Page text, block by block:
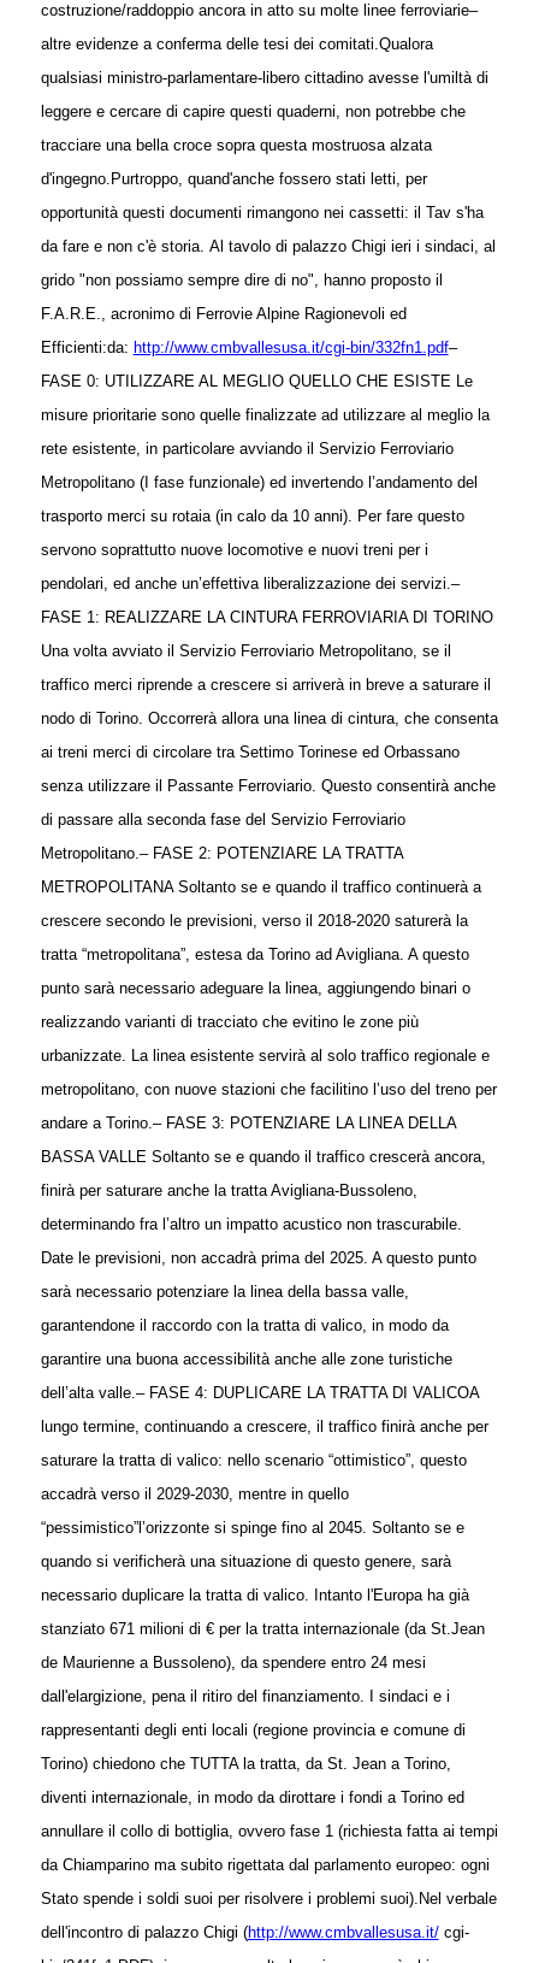
costruzione/raddoppio ancora in atto su molte linee ferroviarie–
altre evidenze a conferma delle tesi dei comitati.Qualora
qualsiasi ministro-parlamentare-libero cittadino avesse l'umiltà di
leggere e cercare di capire questi quaderni, non potrebbe che
tracciare una bella croce sopra questa mostruosa alzata
d'ingegno. Purtroppo, quand'anche fossero stati letti, per
opportunità questi documenti rimangono nei cassetti: il Tav s'ha
da fare e non c'è storia. Al tavolo di palazzo Chigi ieri i sindaci, al
grido "non possiamo sempre dire di no", hanno proposto il
F.A.R.E., acronimo di Ferrovie Alpine Ragionevoli ed
Efficienti:da: http://www.cmbvallesusa.it/cgi-bin/332fn1.pdf–
FASE 0: UTILIZZARE AL MEGLIO QUELLO CHE ESISTE Le
misure prioritarie sono quelle finalizzate ad utilizzare al meglio la
rete esistente, in particolare avviando il Servizio Ferroviario
Metropolitano (I fase funzionale) ed invertendo l’andamento del
trasporto merci su rotaia (in calo da 10 anni). Per fare questo
servono soprattutto nuove locomotive e nuovi treni per i
pendolari, ed anche un’effettiva liberalizzazione dei servizi.–
FASE 1: REALIZZARE LA CINTURA FERROVIARIA DI TORINO
Una volta avviato il Servizio Ferroviario Metropolitano, se il
traffico merci riprende a crescere si arriverà in breve a saturare il
nodo di Torino. Occorrerà allora una linea di cintura, che consenta
ai treni merci di circolare tra Settimo Torinese ed Orbassano
senza utilizzare il Passante Ferroviario. Questo consentirà anche
di passare alla seconda fase del Servizio Ferroviario
Metropolitano.– FASE 2: POTENZIARE LA TRATTA
METROPOLITANA Soltanto se e quando il traffico continuerà a
crescere secondo le previsioni, verso il 2018-2020 saturerà la
tratta “metropolitana”, estesa da Torino ad Avigliana. A questo
punto sarà necessario adeguare la linea, aggiungendo binari o
realizzando varianti di tracciato che evitino le zone più
urbanizzate. La linea esistente servirà al solo traffico regionale e
metropolitano, con nuove stazioni che facilitino l’uso del treno per
andare a Torino.– FASE 3: POTENZIARE LA LINEA DELLA
BASSA VALLE Soltanto se e quando il traffico crescerà ancora,
finirà per saturare anche la tratta Avigliana-Bussoleno,
determinando fra l’altro un impatto acustico non trascurabile.
Date le previsioni, non accadrà prima del 2025. A questo punto
sarà necessario potenziare la linea della bassa valle,
garantendone il raccordo con la tratta di valico, in modo da
garantire una buona accessibilità anche alle zone turistiche
dell’alta valle.– FASE 4: DUPLICARE LA TRATTA DI VALICOA
lungo termine, continuando a crescere, il traffico finirà anche per
saturare la tratta di valico: nello scenario “ottimistico”, questo
accadrà verso il 2029-2030, mentre in quello
“pessimistico”l’orizzonte si spinge fino al 2045. Soltanto se e
quando si verificherà una situazione di questo genere, sarà
necessario duplicare la tratta di valico. Intanto l'Europa ha già
stanziato 671 milioni di € per la tratta internazionale (da St.Jean
de Maurienne a Bussoleno), da spendere entro 24 mesi
dall'elargizione, pena il ritiro del finanziamento. I sindaci e i
rappresentanti degli enti locali (regione provincia e comune di
Torino) chiedono che TUTTA la tratta, da St. Jean a Torino,
diventi internazionale, in modo da dirottare i fondi a Torino ed
annullare il collo di bottiglia, ovvero fase 1 (richiesta fatta ai tempi
da Chiamparino ma subito rigettata dal parlamento europeo: ogni
Stato spende i soldi suoi per risolvere i problemi suoi). Nel verbale
dell'incontro di palazzo Chigi (http://www.cmbvallesusa.it/cgi-